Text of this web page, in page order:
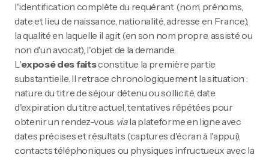
l'identification complète du requérant (nom, prénoms,
date et lieu de naissance, nationalité, adresse en France),
la qualité en laquelle il agit (en son nom propre, assisté ou
non d'un avocat), l'objet de la demande.
L'exposé des faitsconstitue la première partie
substantielle. Il retrace chronologiquement la situation :
nature du titre de séjour détenu ou sollicité, date
d'expiration du titre actuel, tentatives répétées pour
obtenir un rendez-vous viala plateforme en ligne avec
dates précises et résultats (captures d'écran à l'appui),
contacts téléphoniques ou physiques infructueux avec la